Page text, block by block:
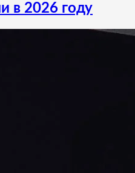
в 2026 году